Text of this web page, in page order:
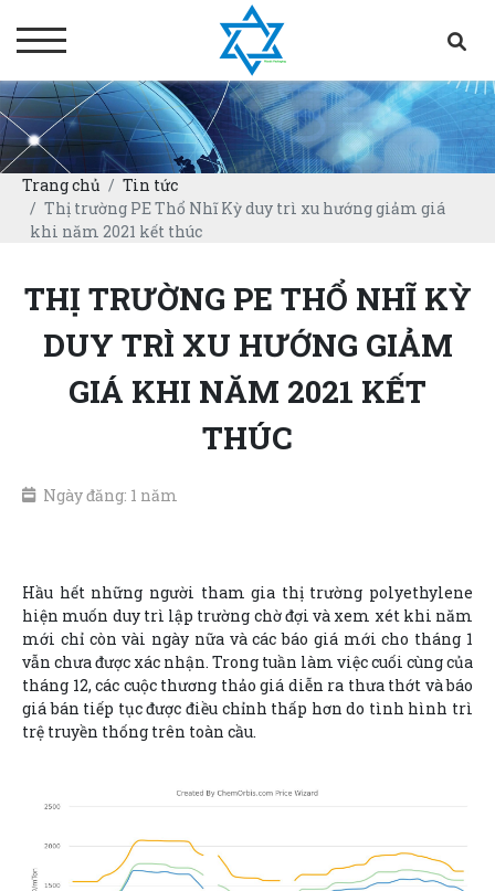
Trang chủ
Tin tức
Thị trường PE Thổ Nhĩ Kỳ duy trì xu hướng giảm giá
khi năm 2021 kết thúc
THỊ TRƯỜNG PE THỔ NHĨ KỲ
DUY TRÌ XU HƯỚNG GIẢM
GIÁ KHI NĂM 2021 KẾT
THÚC
Ngày đăng: 1 năm
Hầu hết những người tham gia thị trường polyethylene
hiện muốn duy trì lập trường chờ đợi và xem xét khi năm
mới chỉ còn vài ngày nữa và các báo giá mới cho tháng 1
vẫn chưa được xác nhận. Trong tuần làm việc cuối cùng của
tháng 12, các cuộc thương thảo giá diễn ra thưa thớt và báo
giá bán tiếp tục được điều chỉnh thấp hơn do tình hình trì
trệ truyền thống trên toàn cầu.